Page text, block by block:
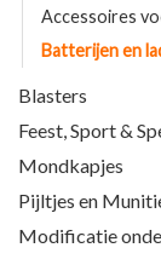
Accessoires
Batterijen en
Blasters
Feest, Sport &
Mondkapjes
Pijltjes en
Modificatie